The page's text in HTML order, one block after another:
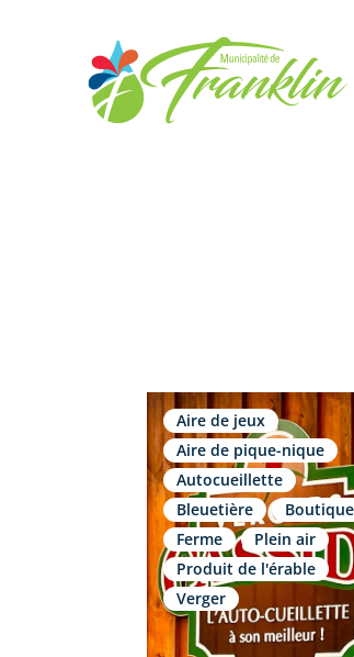
Aire de jeux
Aire de pique-nique
Autocueillette
Bleuetière
Boutique
Ferme
Plein air
Produit de l'érable
Verger